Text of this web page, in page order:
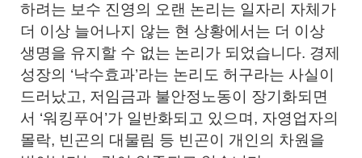
하려는 보수 진영의 오랜 논리는 일자리 자체가
더 이상 늘어나지 않는 현 상황에서는 더 이상
생명을 유지할 수 없는 논리가 되었습니다. 경제
성장의 ‘낙수효과’라는 논리도 허구라는 사실이
드러났고, 저임금과 불안정노동이 장기화되면
서 ‘워킹푸어’가 일반화되고 있으며, 자영업자의
몰락, 빈곤의 대물림 등 빈곤이 개인의 차원을